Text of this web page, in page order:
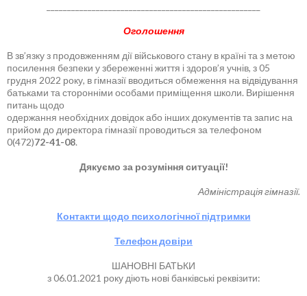
Оголошення
В зв’язку з продовженням дії військового стану в країні та з метою
посилення безпеки у збереженні життя і здоров’я учнів, з 05
грудня 2022 року, в гімназії вводиться обмеження на відвідування
батьками та сторонніми особами приміщення школи. Вирішення
питань щодо
одержання необхідних довідок або інших документів та запис на
прийом до директора гімназії проводиться за телефоном
0(472)72-41-08.
Дякуємо за розуміння ситуації!
Адміністрація гімназії.
Контакти щодо психологічної підтримки
Телефон довіри
ШАНОВНІ БАТЬКИ
з 06.01.2021 року діють нові банківські реквізити: